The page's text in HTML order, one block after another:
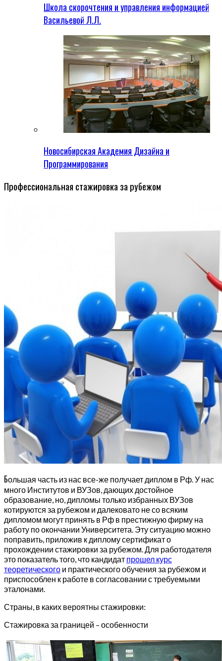
Школа скорочтения и управления информацией
Васильевой Л.Л.
Новосибирская Академия Дизайна и
Программирования
Профессиональная стажировка за рубежом
Большая часть из нас все-же получает диплом в Рф. У нас
много Институтов и ВУЗов, дающих достойное
образование, но, дипломы только избранных ВУЗов
котируются за рубежом и далековато не со всяким
дипломом могут принять в Рф в престижную фирму на
работу по окончании Университета. Эту ситуацию можно
поправить, приложив к диплому сертификат о
прохождении стажировки за рубежом. Для работодателя
это показатель того, что кандидат прошел курс
теоретического и практического обучения за рубежом и
приспособлен к работе в согласовании с требуемыми
эталонами.
Страны, в каких вероятны стажировки:
Стажировка за границей – особенности